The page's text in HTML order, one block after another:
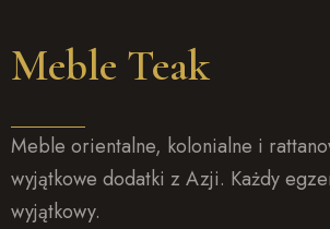
Meble Teak
Meble orientalne, kolonialne i
wyjątkowe dodatki z Azji. Każdy
wyjątkowy.